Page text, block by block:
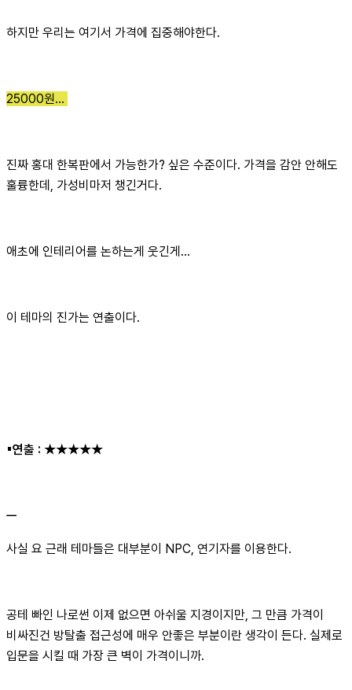
하지만 우리는 여기서 가격에 집중해야한다.
25000원...
진짜 홍대 한복판에서 가능한가? 싶은 수준이다. 가격을 감안 안해도
훌륭한데, 가성비마저 챙긴거다.
애초에 인테리어를 논하는게 웃긴게…
이 테마의 진가는 연출이다.
▪︎연출 : ★★★★★
ㅡ
사실 요 근래 테마들은 대부분이 NPC, 연기자를 이용한다.
공테 빠인 나로썬 이제 없으면 아쉬울 지경이지만, 그 만큼 가격이
비싸진건 방탈출 접근성에 매우 안좋은 부분이란 생각이 든다. 실제로
입문을 시킬 때 가장 큰 벽이 가격이니까.